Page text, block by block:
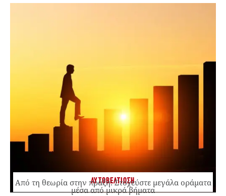
ΑΥΤΟΒΕΛΤΙΩΣΗ
Από τη θεωρία στην πράξη: Στοχεύστε μεγάλα οράματα
μέσα από μικρά βήματα